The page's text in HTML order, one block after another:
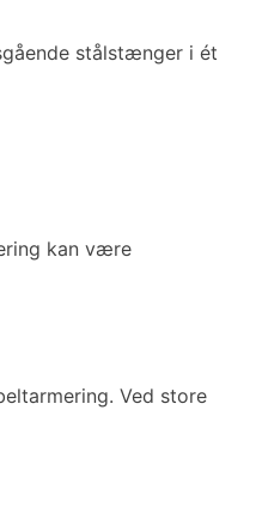
stålstænger i ét
kan være
Ved store